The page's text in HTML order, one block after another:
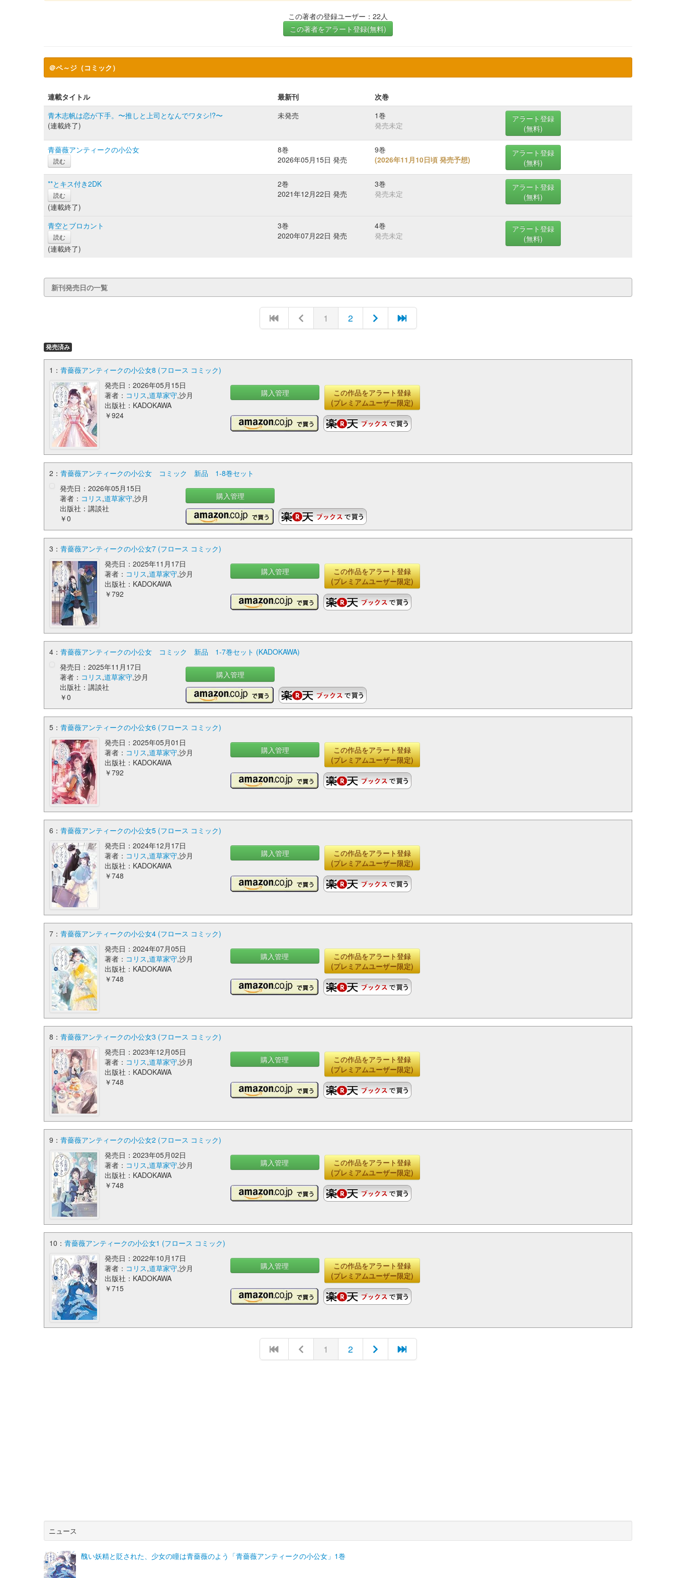
この著者の登録ユーザー：22人
この著者をアラート登録(無料)
＠ペ～ジ（コミック）
連載タイトル 最新刊
次巻
青木志帆は恋が下手。〜推しと上司となんでワタシ!?〜
(連載終了)
未発売
1巻
発売未定
アラート登録
(無料)
青薔薇アンティークの小公女
読む
8巻
2026年05月15日 発売
9巻
(2026年11月10日頃 発売予想)
アラート登録
(無料)
**とキス付き2DK
読む
(連載終了)
2巻
2021年12月22日 発売
3巻
発売未定
アラート登録
(無料)
青空とブロカント
読む
(連載終了)
3巻
2020年07月22日 発売
4巻
発売未定
アラート登録
(無料)
新刊発売日の一覧
1 2
発売済み
1： 青薔薇アンティークの小公女8 (フロース コミック)
発売日：2026年05月15日
著者： コリス,道草家守,沙月
出版社：KADOKAWA
￥924
購入管理
この作品をアラート登録
(プレミアムユーザー限定)
2： 青薔薇アンティークの小公女 コミック 新品 1-8巻セット
発売日：2026年05月15日
著者： コリス,道草家守,沙月
出版社：講談社
￥0
購入管理
3： 青薔薇アンティークの小公女7 (フロース コミック)
発売日：2025年11月17日
著者： コリス,道草家守,沙月
出版社：KADOKAWA
￥792
購入管理
この作品をアラート登録
(プレミアムユーザー限定)
4： 青薔薇アンティークの小公女 コミック 新品 1-7巻セット (KADOKAWA)
発売日：2025年11月17日
著者： コリス,道草家守,沙月
出版社：講談社
￥0
購入管理
5： 青薔薇アンティークの小公女6 (フロース コミック)
発売日：2025年05月01日
著者： コリス,道草家守,沙月
出版社：KADOKAWA
￥792
購入管理
この作品をアラート登録
(プレミアムユーザー限定)
6： 青薔薇アンティークの小公女5 (フロース コミック)
発売日：2024年12月17日
著者： コリス,道草家守,沙月
出版社：KADOKAWA
￥748
購入管理
この作品をアラート登録
(プレミアムユーザー限定)
7： 青薔薇アンティークの小公女4 (フロース コミック)
発売日：2024年07月05日
著者： コリス,道草家守,沙月
出版社：KADOKAWA
￥748
購入管理
この作品をアラート登録
(プレミアムユーザー限定)
8： 青薔薇アンティークの小公女3 (フロース コミック)
発売日：2023年12月05日
著者： コリス,道草家守,沙月
出版社：KADOKAWA
￥748
購入管理
この作品をアラート登録
(プレミアムユーザー限定)
9： 青薔薇アンティークの小公女2 (フロース コミック)
発売日：2023年05月02日
著者： コリス,道草家守,沙月
出版社：KADOKAWA
￥748
購入管理
この作品をアラート登録
(プレミアムユーザー限定)
10： 青薔薇アンティークの小公女1 (フロース コミック)
発売日：2022年10月17日
著者： コリス,道草家守,沙月
出版社：KADOKAWA
￥715
購入管理
この作品をアラート登録
(プレミアムユーザー限定)
1 2
ニュース
醜い妖精と貶された、少女の瞳は青薔薇のよう「青薔薇アンティークの小公女」1巻